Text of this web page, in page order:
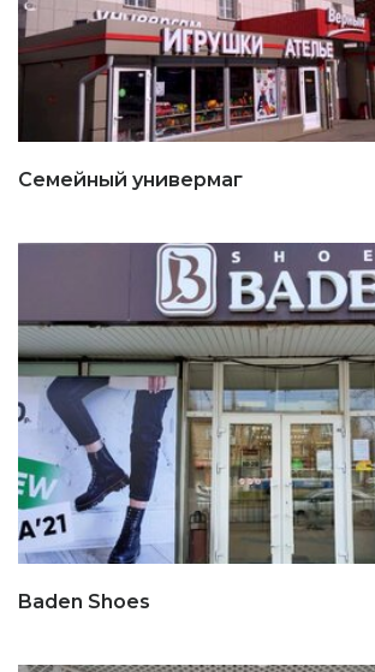
Семейный универмаг
Baden Shoes